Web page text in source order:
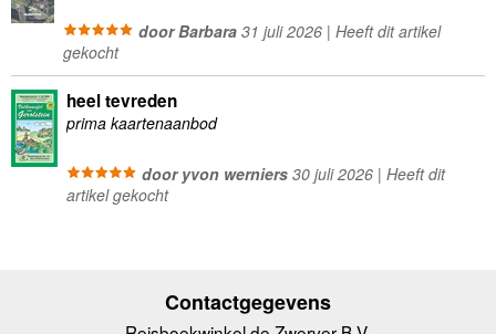
door Barbara31 juli 2026 | Heeft dit artikel
gekocht
heel tevreden
prima kaartenaanbod
door yvon werniers30 juli 2026 | Heeft dit
artikel gekocht
Contactgegevens